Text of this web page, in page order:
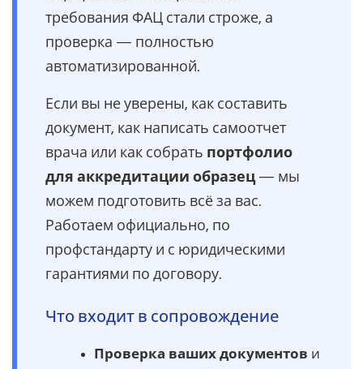
требования ФАЦ стали строже, а
проверка — полностью
автоматизированной.
Если вы не уверены, как составить
документ, как написать самоотчет
врача или как собрать портфолио
для аккредитации образец— мы
можем подготовить всё за вас.
Работаем официально, по
профстандарту и с юридическими
гарантиями по договору.
Что входит в сопровождение
Проверка ваших документов и